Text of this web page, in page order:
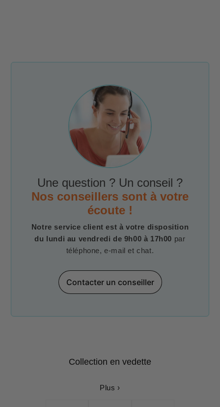
Une question ? Un conseil ?
Nos conseillers sont à votre
écoute !
Notre service client est à votre disposition
du lundi au vendredi de 9h00 à 17h00 par
téléphone, e-mail et chat.
Contacter un conseiller
Collection en vedette
Plus ›